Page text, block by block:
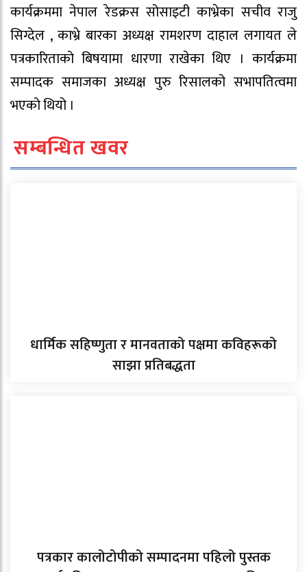
कार्यक्रममा नेपाल रेडक्रस सोसाइटी काभ्रेका सचीव राजु
सिग्देल , काभ्रे बारका अध्यक्ष रामशरण दाहाल लगायत ले
पत्रकारिताको बिषयामा धारणा राखेका थिए । कार्यक्रमा
सम्पादक समाजका अध्यक्ष पुरु रिसालको सभापतित्वमा
भएको थियो ।
सम्बन्धित खवर
धार्मिक सहिष्णुता र मानवताको पक्षमा कविहरूको
साझा प्रतिबद्धता
पत्रकार कालोटोपीको सम्पादनमा पहिलो पुस्तक